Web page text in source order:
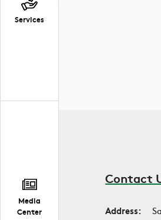
Services
Media
Center
Contact
Address: